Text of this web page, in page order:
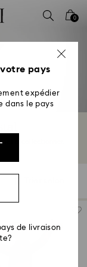
0
à collectionner.
pays
expédier
dans le pays
de livraison